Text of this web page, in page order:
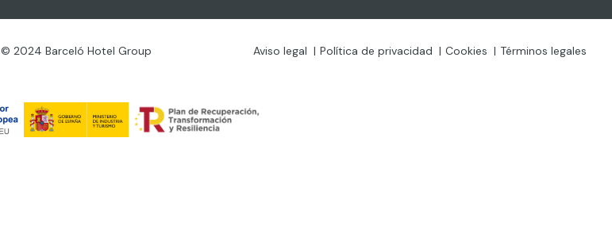
© 2024 Barceló Hotel Group Aviso legal Política de privacidad Cookies Términos legales